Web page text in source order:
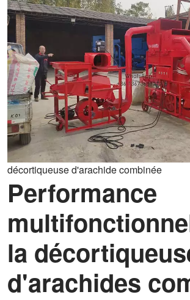
décortiqueuse d'arachide combinée
Performance
la
d'arachides